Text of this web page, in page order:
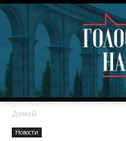
Домой
Новости